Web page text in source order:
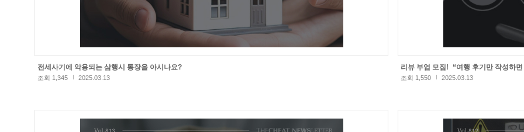
전세사기에 악용되는 삼행시 통장을 아시나요?
조회 1,345 2025.03.13
리뷰 부업 모집! “여행 후기만 작성하면
조회 1,550 2025.03.13